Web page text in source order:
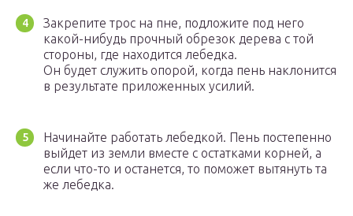
Закрепите трос на пне, подложите под него
какой-нибудь прочный обрезок дерева с той
стороны, где находится лебедка.
Он будет служить опорой, когда пень наклонится
в результате приложенных усилий.
Начинайте работать лебедкой. Пень постепенно
выйдет из земли вместе с остатками корней, а
если что-то и останется, то поможет вытянуть та
же лебедка.